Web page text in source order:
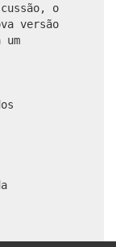
o
versão